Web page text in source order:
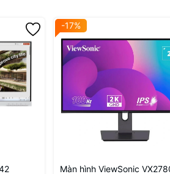
-17%
Màn hình ViewSonic